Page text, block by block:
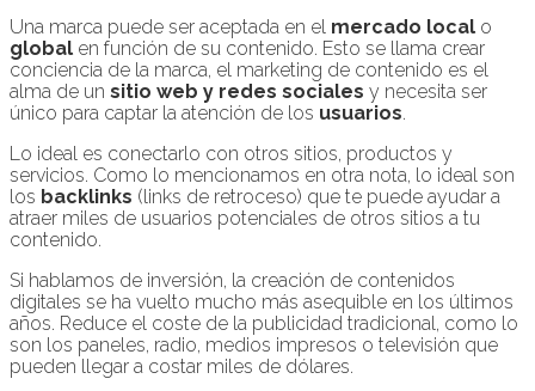
Una marca puede ser aceptada en el mercado local o
global en función de su contenido. Esto se llama crear
conciencia de la marca, el marketing de contenido es el
alma de un sitio web y redes sociales y necesita ser
único para captar la atención de los usuarios.
Lo ideal es conectarlo con otros sitios, productos y
servicios. Como lo mencionamos en otra nota, lo ideal son
los backlinks (links de retroceso) que te puede ayudar a
atraer miles de usuarios potenciales de otros sitios a tu
contenido.
Si hablamos de inversión, la creación de contenidos
digitales se ha vuelto mucho más asequible en los últimos
años. Reduce el coste de la publicidad tradicional, como lo
son los paneles, radio, medios impresos o televisión que
pueden llegar a costar miles de dólares.